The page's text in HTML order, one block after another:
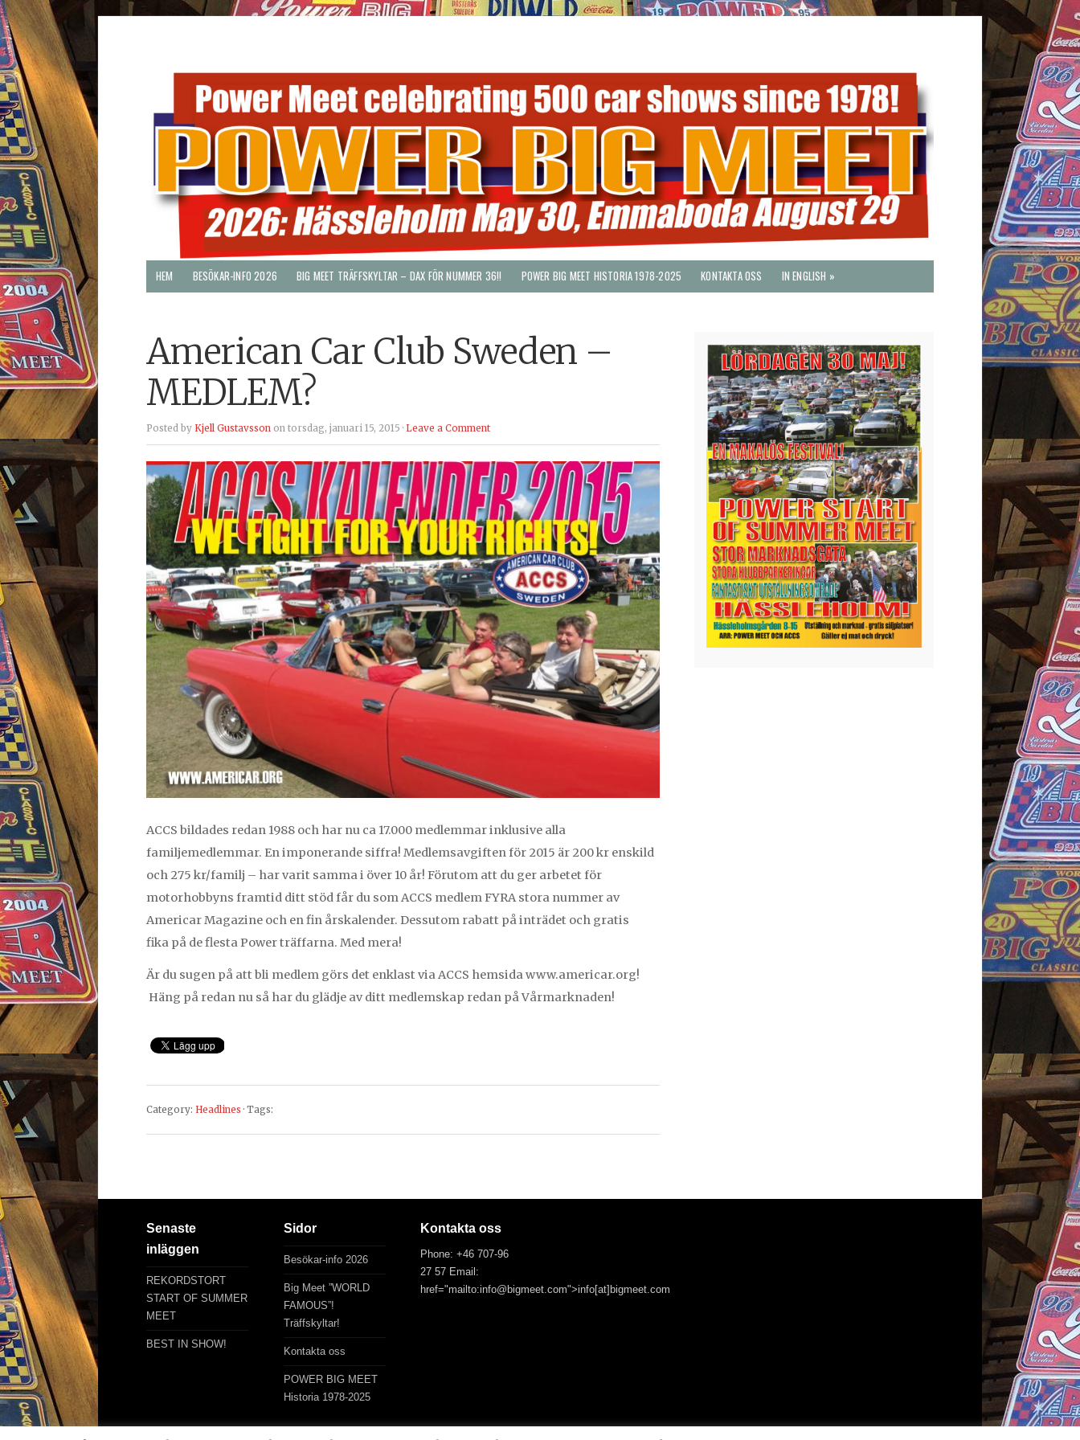
HEM BESÖKAR-INFO 2026 BIG MEET TRÄFFSKYLTAR – DAX FÖR NUMMER 36!! POWER BIG MEET HISTORIA 1978-2025 KONTAKTA OSS IN ENGLISH »
American Car Club Sweden –
MEDLEM?
Posted by Kjell Gustavsson on torsdag, januari 15, 2015 · Leave a Comment
ACCS bildades redan 1988 och har nu ca 17.000 medlemmar inklusive alla
familjemedlemmar. En imponerande siffra! Medlemsavgiften för 2015 är 200 kr enskild
och 275 kr/familj – har varit samma i över 10 år! Förutom att du ger arbetet för
motorhobbyns framtid ditt stöd får du som ACCS medlem FYRA stora nummer av
Americar Magazine och en fin årskalender. Dessutom rabatt på inträdet och gratis
fika på de flesta Power träffarna. Med mera!
Är du sugen på att bli medlem görs det enklast via ACCS hemsida www.americar.org!
Häng på redan nu så har du glädje av ditt medlemskap redan på Vårmarknaden!
Category: Headlines · Tags:
Senaste
inläggen
REKORDSTORT
START OF SUMMER
MEET
BEST IN SHOW!
Sidor
Besökar-info 2026
Big Meet ”WORLD
FAMOUS”!
Träffskyltar!
Kontakta oss
POWER BIG MEET
Historia 1978-2025
Kontakta oss
Phone: +46 707-96
27 57 Email:
href="mailto:info@bigmeet.com">info[at]bigmeet.com